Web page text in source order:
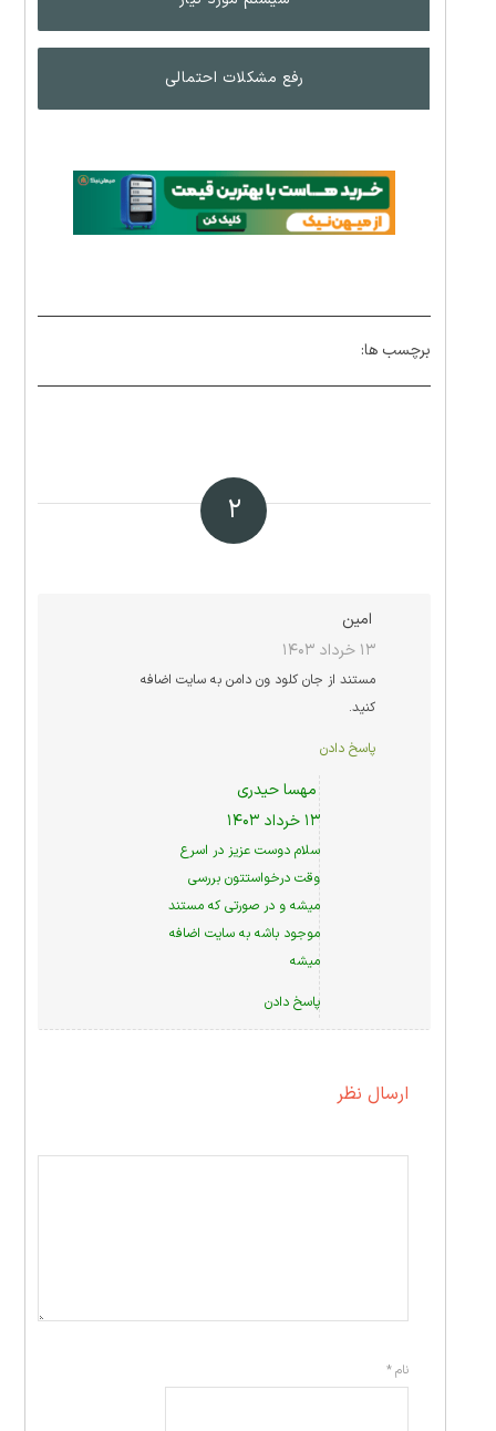
رفع مشکلات احتمالی
برچسب ها:
۲
امین
۱۳ خرداد ۱۴۰۳
مستند از جان کلود ون دامن به سایت اضافه
کنید.
پاسخ دادن
مهسا حیدری
۱۳ خرداد ۱۴۰۳
سلام دوست عزیز در اسرع
وقت درخواستتون بررسی
میشه و در صورتی که مستند
موجود باشه به سایت اضافه
میشه
پاسخ دادن
ارسال نظر
نام*